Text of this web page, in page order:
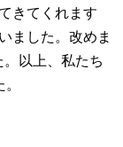
きてくれます
ました。改めま
以上、私たち